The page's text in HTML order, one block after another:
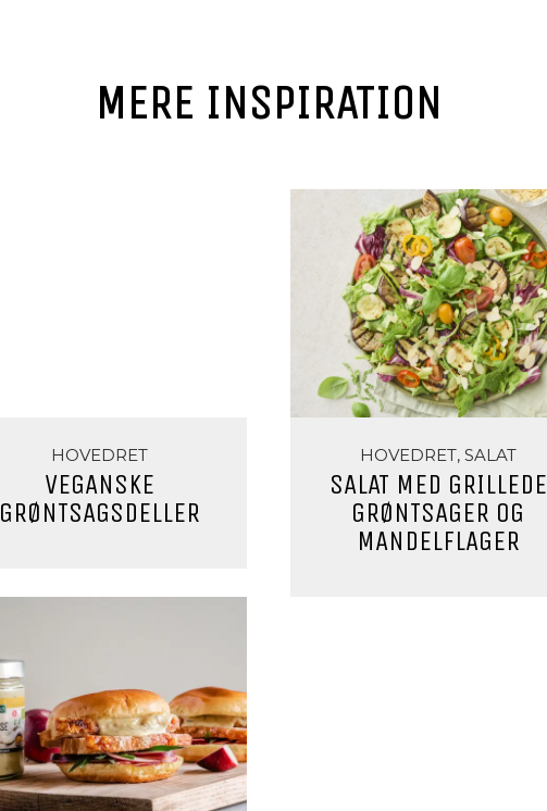
MERE INSPIRATION
HOVEDRET
VEGANSKE
GRØNTSAGSDELLER
HOVEDRET, SALAT
SALAT MED GRILLEDE
GRØNTSAGER OG
MANDELFLAGER